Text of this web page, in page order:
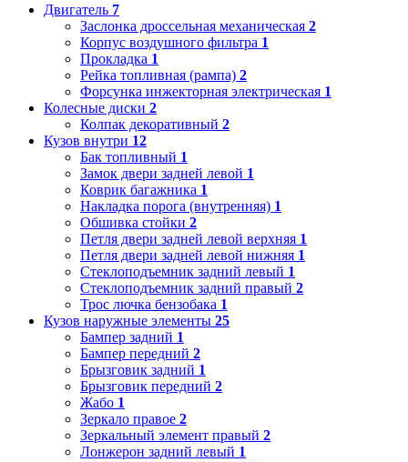
Двигатель 7
Заслонка дроссельная механическая 2
Корпус воздушного фильтра 1
Прокладка 1
Рейка топливная (рампа) 2
Форсунка инжекторная электрическая 1
Колесные диски 2
Колпак декоративный 2
Кузов внутри 12
Бак топливный 1
Замок двери задней левой 1
Коврик багажника 1
Накладка порога (внутренняя) 1
Обшивка стойки 2
Петля двери задней левой верхняя 1
Петля двери задней левой нижняя 1
Стеклоподъемник задний левый 1
Стеклоподъемник задний правый 2
Трос лючка бензобака 1
Кузов наружные элементы 25
Бампер задний 1
Бампер передний 2
Брызговик задний 1
Брызговик передний 2
Жабо 1
Зеркало правое 2
Зеркальный элемент правый 2
Лонжерон задний левый 1